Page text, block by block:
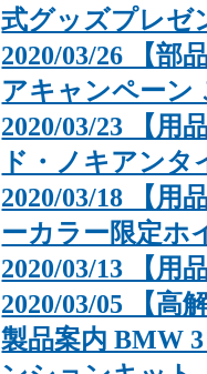
式グッズプレゼ
2020/03/26 【部
アキャンペーン
2020/03/23 【用
ド・ノキアン
2020/03/18 【用
ーカラー限定ホ
2020/03/13 【用
2020/03/05 【高
製品案内 BMW